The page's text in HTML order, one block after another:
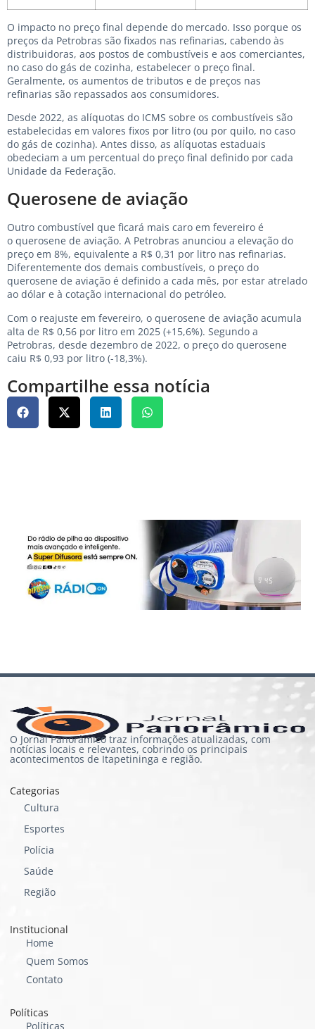
O impacto no preço final depende do mercado. Isso porque os
preços da Petrobras são fixados nas refinarias, cabendo às
distribuidoras, aos postos de combustíveis e aos comerciantes,
no caso do gás de cozinha, estabelecer o preço final.
Geralmente, os aumentos de tributos e de preços nas
refinarias são repassados aos consumidores.
Desde 2022, as alíquotas do ICMS sobre os combustíveis são
estabelecidas em valores fixos por litro (ou por quilo, no caso
do gás de cozinha). Antes disso, as alíquotas estaduais
obedeciam a um percentual do preço final definido por cada
Unidade da Federação.
Querosene de aviação
Outro combustível que ficará mais caro em fevereiro é
o querosene de aviação. A Petrobras anunciou a elevação do
preço em 8%, equivalente a R$ 0,31 por litro nas refinarias.
Diferentemente dos demais combustíveis, o preço do
querosene de aviação é definido a cada mês, por estar atrelado
ao dólar e à cotação internacional do petróleo.
Com o reajuste em fevereiro, o querosene de aviação acumula
alta de R$ 0,56 por litro em 2025 (+15,6%). Segundo a
Petrobras, desde dezembro de 2022, o preço do querosene
caiu R$ 0,93 por litro (-18,3%).
Compartilhe essa notícia
O Jornal Panorâmico traz informações atualizadas, com
notícias locais e relevantes, cobrindo os principais
acontecimentos de Itapetininga e região.
Categorias
Cultura
Esportes
Polícia
Saúde
Região
Institucional
Home
Quem Somos
Contato
Políticas
Políticas